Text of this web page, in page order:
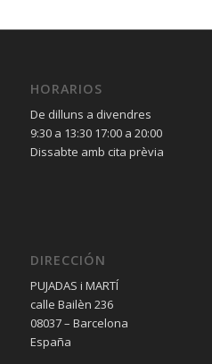
HORARIOS
De dilluns a divendres
9:30 a 13:30 17:00 a 20:00
Dissabte amb cita prèvia
DIRECCIÓN
PUJADAS i MARTÍ
calle Bailèn 236
08037 – Barcelona
España